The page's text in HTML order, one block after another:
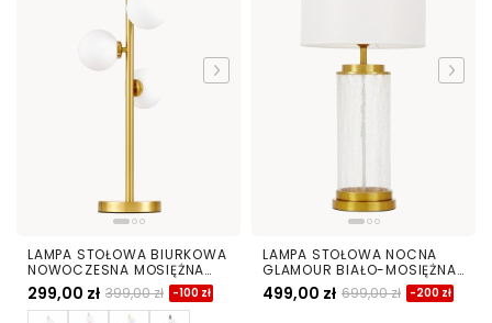
LAMPA STOŁOWA BIURKOWA
NOWOCZESNA MOSIĘŻNA
BIAŁE KULE MARSIADA 3
299,00 zł 399,00 zł -100 zł
LAMPA STOŁOWA NOCNA
GLAMOUR BIAŁO-MOSIĘŻNA
POSITANO
499,00 zł 699,00 zł -200 zł